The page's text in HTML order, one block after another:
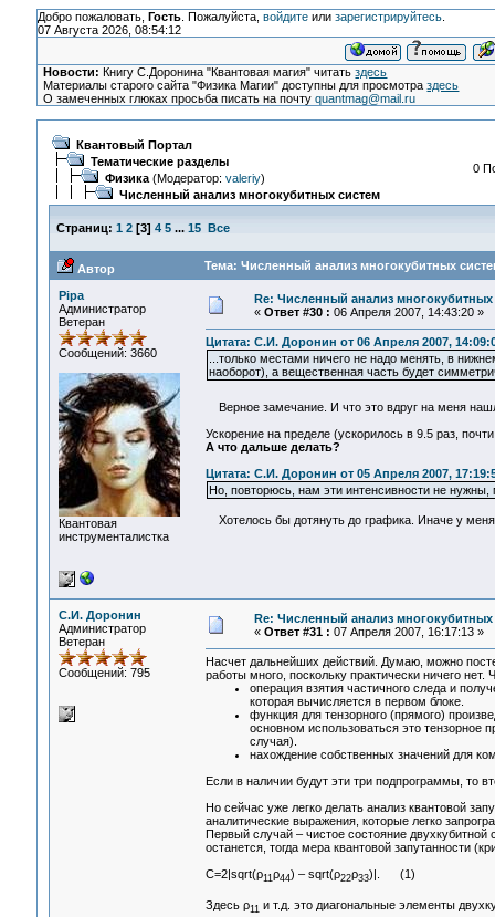
Добро пожаловать, Гость. Пожалуйста, войдитеили зарегистрируйтесь.
07 Августа 2026, 08:54:12
Новости: Книгу С.Доронина "Квантовая магия" читатьздесь
Материалы старого сайта "Физика Магии" доступны для просмотраздесь
О замеченных глюках просьба писать на почтуquantmag@mail.ru
Квантовый Портал
Тематические разделы
Физика(Модератор: valeriy)
Численный анализ многокубитных систем
0
Страниц: 1 2[3] 4 5 ... 15 Все
Автор Тема: Численный анализ многокубитных
Pipa
Администратор
Ветеран
Сообщений: 3660
Квантовая
инструменталистка
Re: Численный анализ многокубитных
« Ответ #30 : 06 Апреля 2007, 14:43:20 »
Цитата: С.И. Доронин от 06 Апреля 2007,
...только местами ничего не надо менять, в
наоборот), а вещественная часть будет
Верное замечание. И что это вдруг на меня
Ускорение на пределе (ускорилось в 9.5 раз,
А что дальше делать?
Цитата: С.И. Доронин от 05 Апреля 2007,
Но, повторюсь, нам эти интенсивности не
Хотелось бы дотянуть до графика. Иначе у
С.И. Доронин
Администратор
Ветеран
Сообщений: 795
Re: Численный анализ многокубитных
« Ответ #31 : 07 Апреля 2007, 16:17:13 »
Насчет дальнейших действий. Думаю, можно
работы много, поскольку практически ничего
операция взятия частичного следа и
которая вычисляется в первом блоке.
функция для тензорного (прямого)
основном использоваться это тензорное
случая).
нахождение собственных значений для
Если в наличии будут эти три подпрограммы, то
Но сейчас уже легко делать анализ квантовой
аналитические выражения, которые легко
Первый случай – чистое состояние
останется, тогда мера квантовой запутанности
С=2|sqrt(ρ11ρ44) – sqrt(ρ22ρ33)|. (1)
Здесь ρ11 и т.д. это диагональные элементы